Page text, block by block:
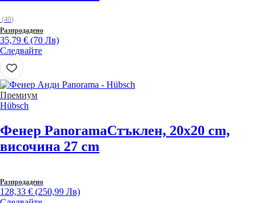
(40)
Разпродадено
35,79 € (70 Лв)
Следвайте
Премиум
Hübsch
Фенер PanoramaСтъклен, 20x20 cm,
височина 27 cm
Разпродадено
128,33 € (250,99 Лв)